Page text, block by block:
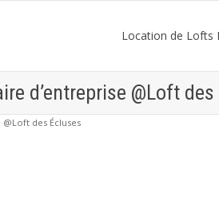
Location de Lofts
d’entreprise @Loft
des Écluses